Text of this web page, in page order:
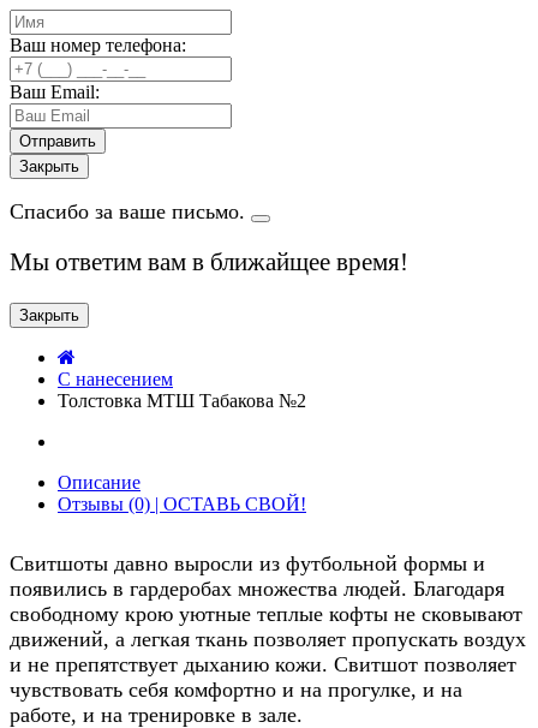
Ваш номер телефона:
Ваш Email:
Закрыть
Спасибо за ваше письмо.
Мы ответим вам в ближайщее время!
Закрыть
C нанесением
Толстовка МТШ Табакова №2
Описание
Отзывы (0) | ОСТАВЬ СВОЙ!
Свитшоты давно выросли из футбольной формы и
появились в гардеробах множества людей. Благодаря
свободному крою уютные теплые кофты не сковывают
движений, а легкая ткань позволяет пропускать воздух
и не препятствует дыханию кожи. Свитшот позволяет
чувствовать себя комфортно и на прогулке, и на
работе, и на тренировке в зале.